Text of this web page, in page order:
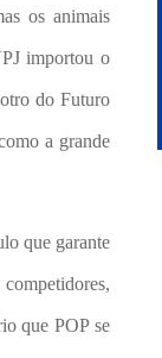
os animais
importou o
do Futuro
a grande
que garante
que POP se